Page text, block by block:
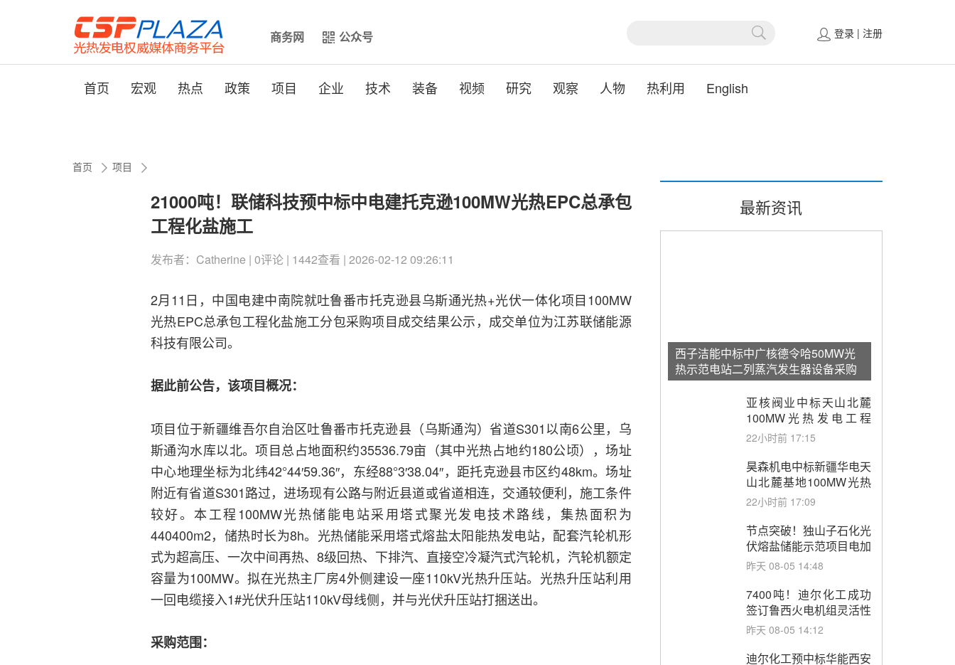
商务网 公众号 登录 | 注册
首页 宏观 热点 政策 项目 企业 技术 装备 视频 研究 观察 人物 热利用 English
首页 项目
21000吨！联储科技预中标中电建托克逊100MW光热EPC总承包
工程化盐施工
发布者：Catherine | 0评论 | 1442查看 | 2026-02-12 09:26:11
2月11日，中国电建中南院就吐鲁番市托克逊县乌斯通光热+光伏一体化项目100MW
光热EPC总承包工程化盐施工分包采购项目成交结果公示，成交单位为江苏联储能源
科技有限公司。
据此前公告，该项目概况：
项目位于新疆维吾尔自治区吐鲁番市托克逊县（乌斯通沟）省道S301以南6公里，乌
斯通沟水库以北。项目总占地面积约35536.79亩（其中光热占地约180公顷），场址
中心地理坐标为北纬42°44′59.36″，东经88°3′38.04″，距托克逊县市区约48km。场址
附近有省道S301路过，进场现有公路与附近县道或省道相连，交通较便利，施工条件
较好。本工程100MW光热储能电站采用塔式聚光发电技术路线，集热面积为
440400m2，储热时长为8h。光热储能采用塔式熔盐太阳能热发电站，配套汽轮机形
式为超高压、一次中间再热、8级回热、下排汽、直接空冷凝汽式汽轮机，汽轮机额定
容量为100MW。拟在光热主厂房4外侧建设一座110kV光热升压站。光热升压站利用
一回电缆接入1#光伏升压站110kV母线侧，并与光伏升压站打捆送出。
采购范围：
最新资讯
西子洁能中标中广核德令哈50MW光
热示范电站二列蒸汽发生器设备采购
亚核阀业中标天山北麓
100MW光热发电工程
EPC总承包项目熔盐截
购
22小时前 17:15
昊森机电中标新疆华电天
山北麓基地100MW光热
发电工程EPC总承包项
采购
22小时前 17:09
节点突破！独山子石化光
伏熔盐储能示范项目电加
热器厂房顺利封顶
昨天 08-05 14:48
7400吨！迪尔化工成功
签订鲁西火电机组灵活性
改造项目三元液态盐采购
昨天 08-05 14:12
迪尔化工预中标华能西安